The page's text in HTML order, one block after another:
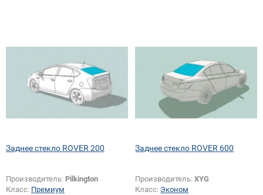
Заднее стекло ROVER 200
Производитель: Pilkington
Класс: Премиум
Заднее стекло ROVER 600
Производитель:XYG
Класс: Эконом